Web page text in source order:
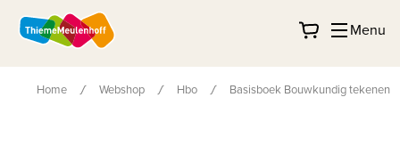
Menu
Home Webshop Hbo Basisboek Bouwkundig tekenen